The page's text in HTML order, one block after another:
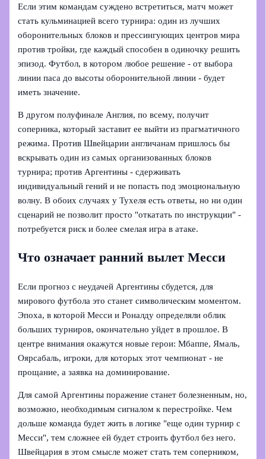
Если этим командам суждено встретиться, матч может
стать кульминацией всего турнира: один из лучших
оборонительных блоков и прессингующих центров мира
против тройки, где каждый способен в одиночку решить
эпизод. Футбол, в котором любое решение - от выбора
линии паса до высоты оборонительной линии - будет
иметь значение.
В другом полуфинале Англия, по всему, получит
соперника, который заставит ее выйти из прагматичного
режима. Против Швейцарии англичанам пришлось бы
вскрывать один из самых организованных блоков
турнира; против Аргентины - сдерживать
индивидуальный гений и не попасть под эмоциональную
волну. В обоих случаях у Тухеля есть ответы, но ни один
сценарий не позволит просто "откатать по инструкции" -
потребуется риск и более смелая игра в атаке.
Что означает ранний вылет Месси
Если прогноз с неудачей Аргентины сбудется, для
мирового футбола это станет символическим моментом.
Эпоха, в которой Месси и Роналду определяли облик
больших турниров, окончательно уйдет в прошлое. В
центре внимания окажутся новые герои: Мбаппе, Ямаль,
Оярсабаль, игроки, для которых этот чемпионат - не
прощание, а заявка на доминирование.
Для самой Аргентины поражение станет болезненным, но,
возможно, необходимым сигналом к перестройке. Чем
дольше команда будет жить в логике "еще один турнир с
Месси", тем сложнее ей будет строить футбол без него.
Швейцария в этом смысле может стать тем соперником,